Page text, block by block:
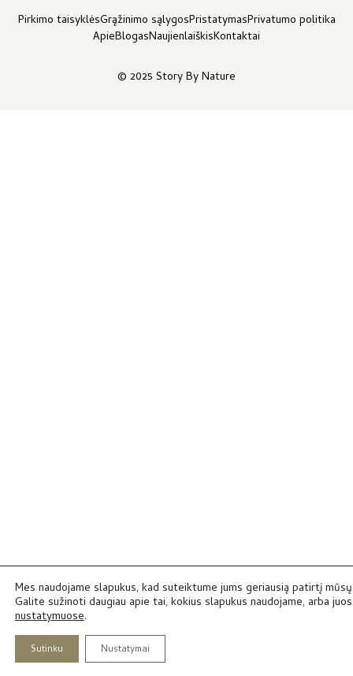
© 2025 Story By Nature
Pirkimo taisyklėsGrąžinimo sąlygosPristatymasPrivatumo politika
ApieBlogasNaujienlaiškisKontaktai
Mes naudojame slapukus, kad suteiktume jums geriausią patirtį
Galite sužinoti daugiau apie tai, kokius slapukus naudojame, arba
nustatymuose.
Sutinku Nustatymai